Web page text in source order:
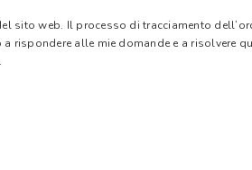
sito web. Il processo di tracciamento
rispondere alle mie domande e a